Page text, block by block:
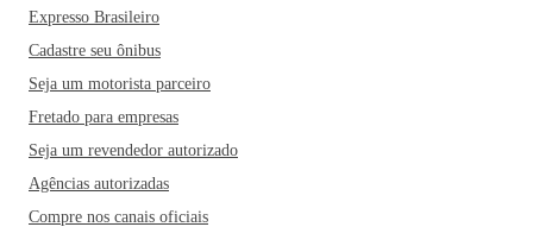
Expresso Brasileiro
Cadastre seu ônibus
Seja um motorista parceiro
Fretado para empresas
Seja um revendedor autorizado
Agências autorizadas
Compre nos canais oficiais